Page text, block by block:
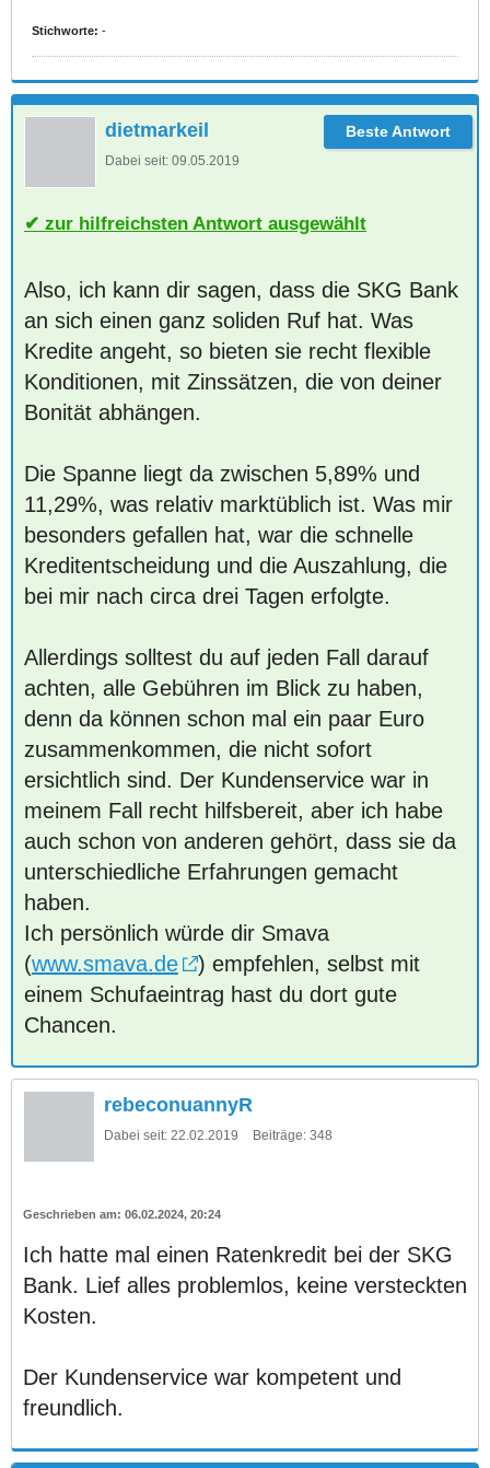
Stichworte: -
dietmarkeil
Dabei seit: 09.05.2019
zur hilfreichsten Antwort ausgewählt
Also, ich kann dir sagen, dass die SKG Bank
an sich einen ganz soliden Ruf hat. Was
Kredite angeht, so bieten sie recht flexible
Konditionen, mit Zinssätzen, die von deiner
Bonität abhängen.
Die Spanne liegt da zwischen 5,89% und
11,29%, was relativ marktüblich ist. Was mir
besonders gefallen hat, war die schnelle
Kreditentscheidung und die Auszahlung, die
bei mir nach circa drei Tagen erfolgte.
Allerdings solltest du auf jeden Fall darauf
achten, alle Gebühren im Blick zu haben,
denn da können schon mal ein paar Euro
zusammenkommen, die nicht sofort
ersichtlich sind. Der Kundenservice war in
meinem Fall recht hilfsbereit, aber ich habe
auch schon von anderen gehört, dass sie da
unterschiedliche Erfahrungen gemacht
haben.
Ich persönlich würde dir Smava
(www.smava.de
) empfehlen, selbst mit
einem Schufaeintrag hast du dort gute
Chancen.
rebeconuannyR
Dabei seit: 22.02.2019 Beiträge: 348
06.02.2024, 20:24
Ich hatte mal einen Ratenkredit bei der SKG
Bank. Lief alles problemlos, keine versteckten
Kosten.
Der Kundenservice war kompetent und
freundlich.